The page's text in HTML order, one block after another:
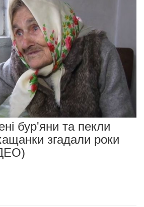
бур'яни та пекли
згадали роки